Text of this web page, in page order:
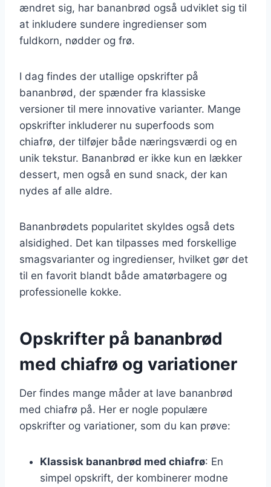
ændret sig, har bananbrød også udviklet sig til
at inkludere sundere ingredienser som
fuldkorn, nødder og frø.
I dag findes der utallige opskrifter på
bananbrød, der spænder fra klassiske
versioner til mere innovative varianter. Mange
opskrifter inkluderer nu superfoods som
chiafrø, der tilføjer både næringsværdi og en
unik tekstur. Bananbrød er ikke kun en lækker
dessert, men også en sund snack, der kan
nydes af alle aldre.
Bananbrødets popularitet skyldes også dets
alsidighed. Det kan tilpasses med forskellige
smagsvarianter og ingredienser, hvilket gør det
til en favorit blandt både amatørbagere og
professionelle kokke.
Opskrifter på bananbrød
med chiafrø og variationer
Der findes mange måder at lave bananbrød
med chiafrø på. Her er nogle populære
opskrifter og variationer, som du kan prøve:
Klassisk bananbrød med chiafrø: En
simpel opskrift, der kombinerer modne